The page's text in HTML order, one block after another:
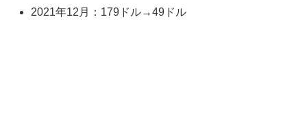
2021年12月：179ドル→49ドル